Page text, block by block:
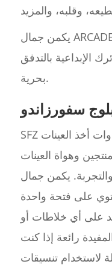
يكمن جمال ARCADE في أنه يقوم بالعمل الشاق
الإبداعية بالتدفق
بحرية.
سفورزاندو
SFZ هو تنسيق صوتي غير مملوك لأدوات أخذ العينات
وهواة العينات
يكمن جمال
على فتحة واحدة
على أي خلاطات أو
رائعة إذا كنت
تنسيقات